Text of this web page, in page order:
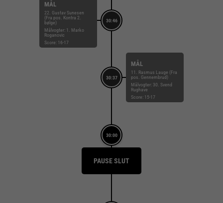
30:46
MÅL
22. Gustav Sunesen
(Fra pos. Kontra 2.
bølge)
Målvogter: 1. Marko
Roganovic
Score: 16-17
30:37
MÅL
11. Rasmus Lauge (Fra
pos. Gennembrud)
Målvogter: 30. Svend
Rughave
Score: 15-17
30:00
PAUSE SLUT